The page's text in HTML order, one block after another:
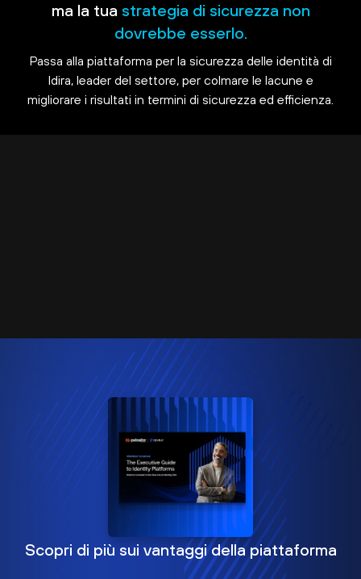
ma la tua strategia di sicurezza non
dovrebbe esserlo.
Passa alla piattaforma per la sicurezza delle identità di
Idira, leader del settore, per colmare le lacune e
migliorare i risultati in termini di sicurezza ed efficienza.
Scopri di più sui vantaggi della piattaforma